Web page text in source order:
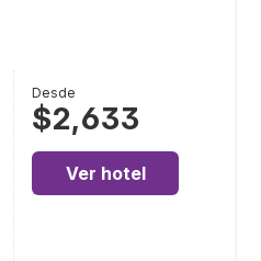
Desde
$2,633
Ver hotel